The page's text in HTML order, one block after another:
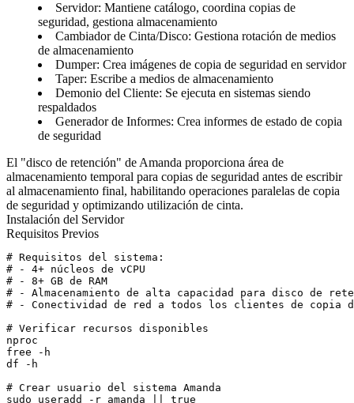
Servidor: Mantiene catálogo, coordina copias de
seguridad, gestiona almacenamiento
Cambiador de Cinta/Disco: Gestiona rotación de medios
de almacenamiento
Dumper: Crea imágenes de copia de seguridad en servidor
Taper: Escribe a medios de almacenamiento
Demonio del Cliente: Se ejecuta en sistemas siendo
respaldados
Generador de Informes: Crea informes de estado de copia
de seguridad
El "disco de retención" de Amanda proporciona área de
almacenamiento temporal para copias de seguridad antes de escribir
al almacenamiento final, habilitando operaciones paralelas de copia
de seguridad y optimizando utilización de cinta.
Instalación del Servidor
Requisitos Previos
# Requisitos del sistema:
# - 4+ núcleos de vCPU
# - 8+ GB de RAM
# - Almacenamiento de alta capacidad para disco de
# - Conectividad de red a todos los clientes de copia
# Verificar recursos disponibles
nproc
free -h
df -h
# Crear usuario del sistema Amanda